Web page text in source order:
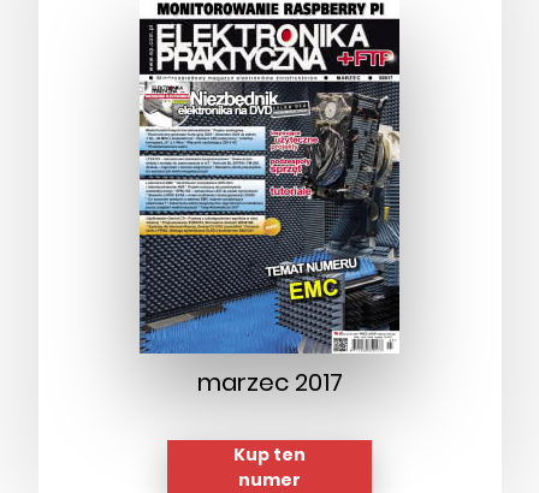
marzec 2017
Kup ten
numer